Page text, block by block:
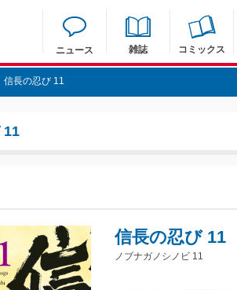
ニュース 雑誌 コミックス
信長の忍び 11
11
信長の忍び 11
ノブナガノシノビ 11